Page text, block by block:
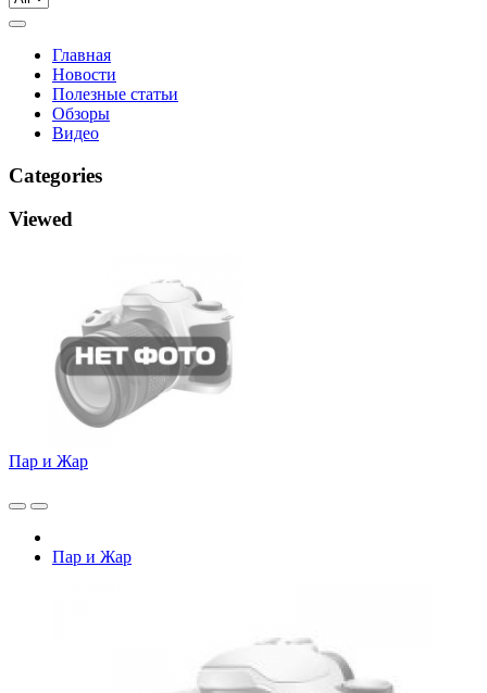
Главная
Новости
Полезные статьи
Обзоры
Видео
Categories
Viewed
Пар и Жар
Пар и Жар